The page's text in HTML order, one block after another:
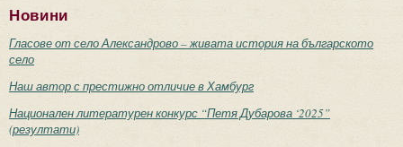
Новини
Гласове от село Александрово – живата история на българското
село
Наш автор с престижно отличие в Хамбург
Национален литературен конкурс “Петя Дубарова ‘2025”
(резултати)